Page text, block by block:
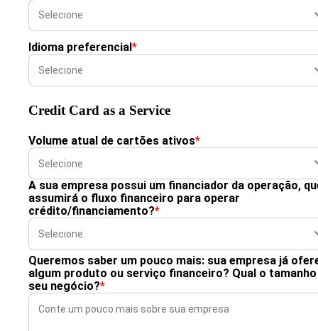
Idioma preferencial *
Credit Card as a Service
Volume atual de cartões ativos*
A sua empresa possui um financiador da operação,
assumirá o fluxo financeiro para operar
crédito/financiamento?*
Queremos saber um pouco mais: sua empresa já
algum produto ou serviço financeiro? Qual o
seu negócio?*